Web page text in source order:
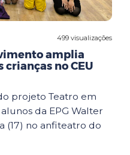
499 visualizações
amplia
no CEU
projeto Teatro em
da EPG Walter
(17) no anfiteatro do